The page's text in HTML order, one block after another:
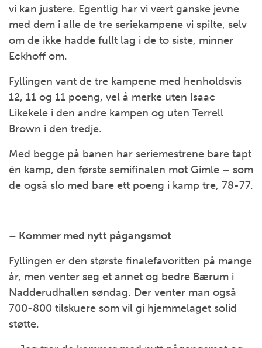
vi kan justere. Egentlig har vi vært ganske jevne
med dem i alle de tre seriekampene vi spilte, selv
om de ikke hadde fullt lag i de to siste, minner
Eckhoff om.
Fyllingen vant de tre kampene med henholdsvis
12, 11 og 11 poeng, vel å merke uten Isaac
Likekele i den andre kampen og uten Terrell
Brown i den tredje.
Med begge på banen har seriemestrene bare tapt
én kamp, den første semifinalen mot Gimle – som
de også slo med bare ett poeng i kamp tre, 78-77.
– Kommer med nytt pågangsmot
Fyllingen er den største finalefavoritten på mange
år, men venter seg et annet og bedre Bærum i
Nadderudhallen søndag. Der venter man også
700-800 tilskuere som vil gi hjemmelaget solid
støtte.